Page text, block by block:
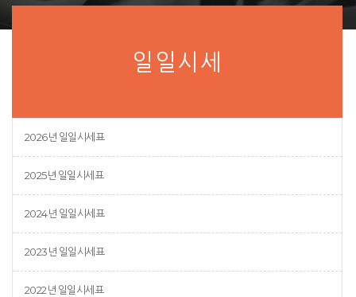
일일시세
2026년 일일시세표
2025년 일일시세표
2024년 일일시세표
2023년 일일시세표
2022년 일일시세표